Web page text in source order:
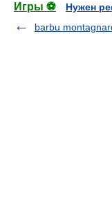
Игры ⚽
Нужен
barbu